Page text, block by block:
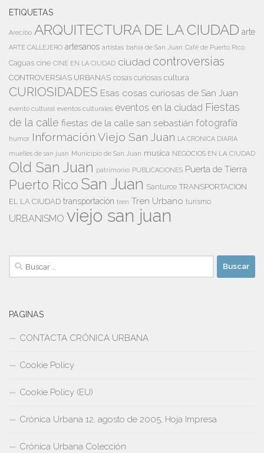
ETIQUETAS
Arecibo ARQUITECTURA DE LA CIUDAD arte
ARTE CALLEJERO artesanos artistas bahía de San Juan Café de Puerto Rico
Caguas cine CINE EN LA CIUDAD ciudad controversias
CONTROVERSIAS URBANAS cosas curiosas cultura
CURIOSIDADES Esas cosas curiosas de San Juan
evento cultural eventos culturales eventos en la ciudad Fiestas
de la calle fiestas de la calle san sebastián fotografía
humor Información Viejo San Juan LA CRONICA DIARIA
muelles de san juan Municipio de San Juan musica NEGOCIOS EN LA CIUDAD
Old San Juan patrimonio PUBLICACIONES Puerta de Tierra
Puerto Rico San Juan Santurce TRANSPORTACION
EL LA CIUDAD transportación tren Tren Urbano turismo
URBANISMO viejo san juan
Buscar:
PAGINAS
CONTACTA CRÓNICA URBANA
Cookie Policy
Cookie Policy (EU)
Crónica Urbana 12, agosto de 2005, Hoja Impresa
Crónica Urbana Colección